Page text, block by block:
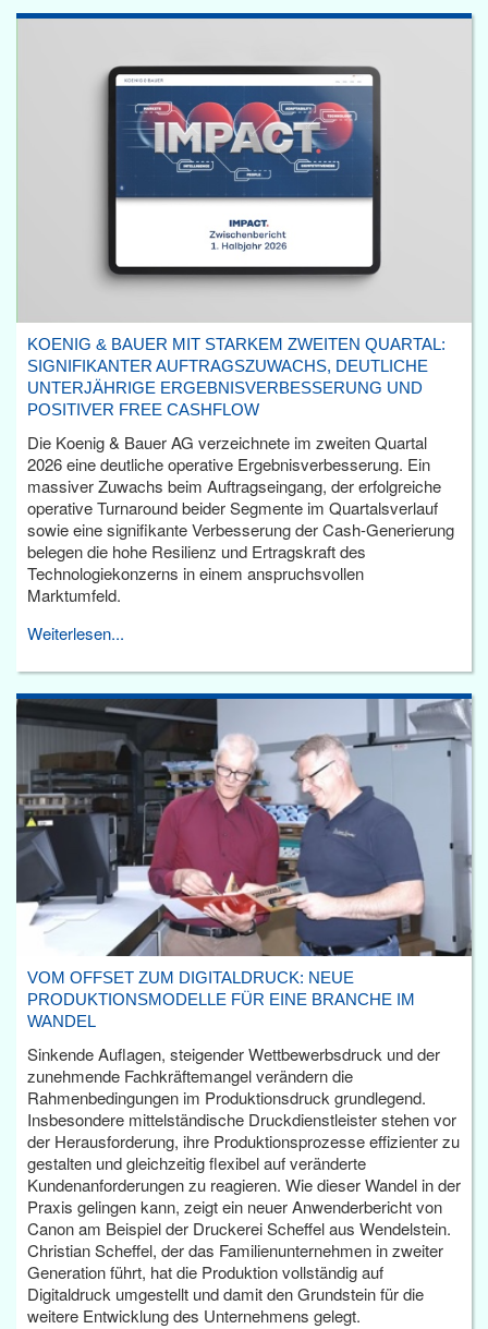
KOENIG & BAUER MIT STARKEM ZWEITEN QUARTAL:
SIGNIFIKANTER AUFTRAGSZUWACHS, DEUTLICHE
UNTERJÄHRIGE ERGEBNISVERBESSERUNG UND
POSITIVER FREE CASHFLOW
Die Koenig & Bauer AG verzeichnete im zweiten Quartal
2026 eine deutliche operative Ergebnisverbesserung. Ein
massiver Zuwachs beim Auftragseingang, der erfolgreiche
operative Turnaround beider Segmente im Quartalsverlauf
sowie eine signifikante Verbesserung der Cash-Generierung
belegen die hohe Resilienz und Ertragskraft des
Technologiekonzerns in einem anspruchsvollen
Marktumfeld.
Weiterlesen...
VOM OFFSET ZUM DIGITALDRUCK: NEUE
PRODUKTIONSMODELLE FÜR EINE BRANCHE IM
WANDEL
Sinkende Auflagen, steigender Wettbewerbsdruck und der
zunehmende Fachkräftemangel verändern die
Rahmenbedingungen im Produktionsdruck grundlegend.
Insbesondere mittelständische Druckdienstleister stehen vor
der Herausforderung, ihre Produktionsprozesse effizienter zu
gestalten und gleichzeitig flexibel auf veränderte
Kundenanforderungen zu reagieren. Wie dieser Wandel in der
Praxis gelingen kann, zeigt ein neuer Anwenderbericht von
Canon am Beispiel der Druckerei Scheffel aus Wendelstein.
Christian Scheffel, der das Familienunternehmen in zweiter
Generation führt, hat die Produktion vollständig auf
Digitaldruck umgestellt und damit den Grundstein für die
weitere Entwicklung des Unternehmens gelegt.